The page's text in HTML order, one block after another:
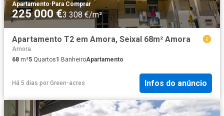
Apartamento· Para Comprar
225 000 €3 308 €/m²
Apartamento T2 em Amora, Seixal 68m² Amora
Amora
68 m²5 Quartos1 BanheiroApartamento
Há 5 dias por Green-acres Infos do anúncio